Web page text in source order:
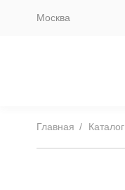
Москва
Главная Каталог